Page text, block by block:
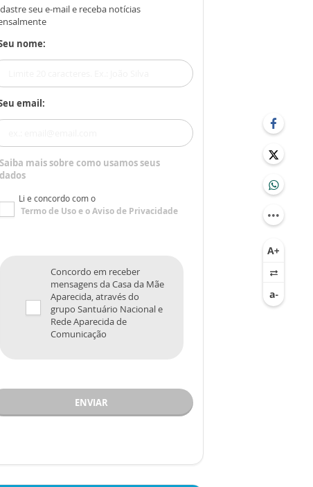
seu e-mail e receba notícias
nome:
email:
Saiba mais sobre como usamos seus
dados
Li e concordo com o
Termo de Usoe oAviso de Privacidade
Concordo em receber
mensagens da Casa da Mãe
Aparecida, através do
grupo Santuário Nacional e
Rede Aparecida de
Comunicação
ENVIAR